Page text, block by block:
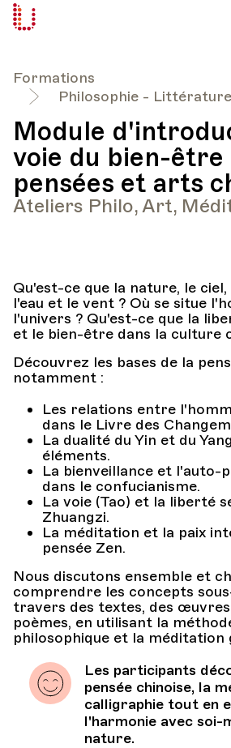
Formations
Philosophie -
Module
voie du bien-être
pensées et arts
Ateliers Philo, Art,
Qu'est-ce que la nature, le
l'eau et le vent ? Où se situe
l'univers ? Qu'est-ce que la
et le bien-être dans la culture
Découvrez les bases de la
notamment :
Les relations entre
dans le Livre des
La dualité du Yin et du
éléments.
La bienveillance et
dans le confucianisme.
La voie (Tao) et la liberté
Zhuangzi.
La méditation et la paix
pensée Zen.
Nous discutons ensemble et
comprendre les concepts
travers des textes, des
poèmes, en utilisant la
philosophique et la méditation
Les participants
pensée chinoise, la
calligraphie tout en
l'harmonie avec soi-
nature.